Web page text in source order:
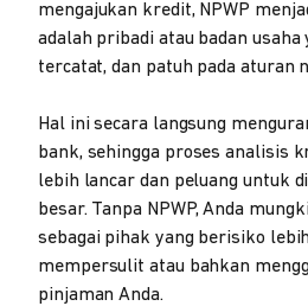
mengajukan kredit, NPWP
adalah pribadi atau badan usaha
tercatat, dan patuh pada aturan
Hal ini secara langsung
bank, sehingga proses analisis
lebih lancar dan peluang untuk
besar. Tanpa NPWP, Anda
sebagai pihak yang berisiko
mempersulit atau bahkan
pinjaman Anda.